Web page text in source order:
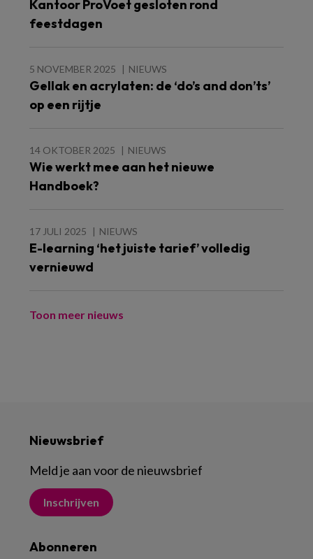
Kantoor ProVoet gesloten rond
feestdagen
5 NOVEMBER 2025 NIEUWS
Gellak en acrylaten: de ‘do’s and don’ts’
op een rijtje
14 OKTOBER 2025 NIEUWS
Wie werkt mee aan het nieuwe
Handboek?
17 JULI 2025 NIEUWS
E-learning ‘het juiste tarief’ volledig
vernieuwd
Toon meer nieuws
Nieuwsbrief
Meld je aan voor de nieuwsbrief
Inschrijven
Abonneren